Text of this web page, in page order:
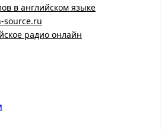
в английском языке
source.ru
радио онлайн